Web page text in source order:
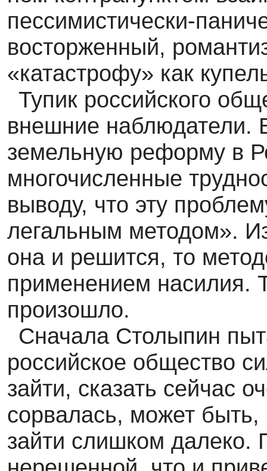
пессимистически-
восторженный,
«катастрофу» как
Тупик российского
внешние наблюдатели.
земельную реформу в
многочисленные
выводу, что эту
легальным методом».
она и решится, то
применением насилия.
произошло.
Сначала Столыпин
российское общество
зайти, сказать сейчас
сорвалась, может быть,
зайти слишком далеко.